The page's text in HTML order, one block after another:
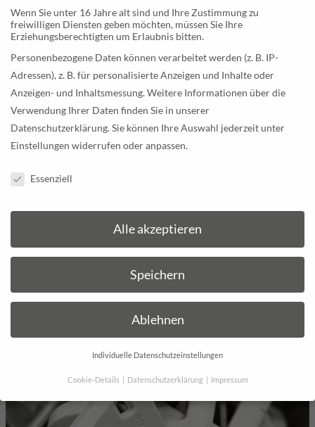
Scharniere. Die gesamte Elektrik Ihres Hauses
funktioniert aufgrund der hervorragenden
Materialeigenschaften der vielen Anteile aus unseren
Werkstoffen. Praktisch nicht mehr zu zählen ist die
Anzahl von Spritzguss-Produkten in Ihrem Auto, mit
dem Sie inRosenheimzur Arbeit fahren, ja keine
größere Maschinerie in Rosenheim ist heutzutage
überhaupt vorstellbar ohne unsere Arbeit.
Gutteil der Anwendungsfelder abgedeckt, für die sich
mit wissenschaftlichem Anspruch.
Wenn Sie unter 16 Jahre alt sind und Ihre Zustimmung zu
freiwilligen Diensten geben möchten, müssen Sie Ihre
Erziehungsberechtigten um Erlaubnis bitten.
Personenbezogene Daten können verarbeitet werden (z. B. IP-
Adressen), z. B. für personalisierte Anzeigen und Inhalte oder
Anzeigen- und Inhaltsmessung.Weitere Informationen über die
Verwendung Ihrer Daten finden Sie in unserer
Datenschutzerklärung.Sie können Ihre Auswahl jederzeit unter
Einstellungen widerrufen oder anpassen.
Essenziell
Alle akzeptieren
Speichern
Ablehnen
Individuelle Datenschutzeinstellungen
Cookie-Details Datenschutzerklärung Impressum
Datenschutzeinstellungen